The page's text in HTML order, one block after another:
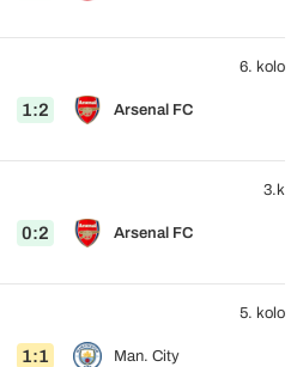
1:2 Arsenal FC
6. kolo
0:2 Arsenal FC
3.k
1:1 Man. City
5. kolo